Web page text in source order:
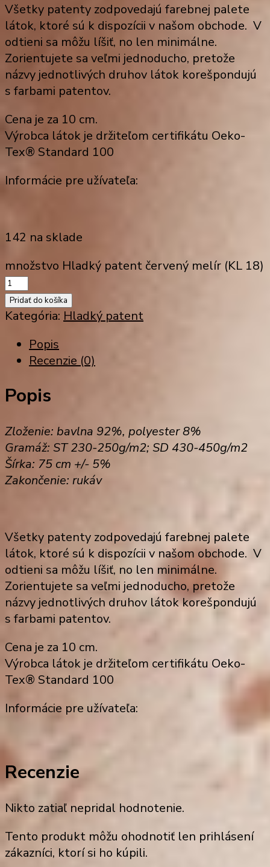
Všetky patenty zodpovedajú farebnej palete
látok, ktoré sú k dispozícii v našom obchode. V
odtieni sa môžu líšiť, no len minimálne.
Zorientujete sa veľmi jednoducho, pretože
názvy jednotlivých druhov látok korešpondujú
s farbami patentov.
Cena je za 10 cm.
Výrobca látok je držiteľom certifikátu Oeko-
Tex® Standard 100
Informácie pre užívateľa:
142 na sklade
množstvo Hladký patent červený melír (KL 18)
Pridať do košíka
Kategória: Hladký patent
Popis
Recenzie (0)
Popis
Zloženie: bavlna 92%, polyester 8%
Gramáž: ST 230-250g/m2; SD 430-450g/m2
Šírka: 75 cm +/- 5%
Zakončenie: rukáv
Všetky patenty zodpovedajú farebnej palete
látok, ktoré sú k dispozícii v našom obchode. V
odtieni sa môžu líšiť, no len minimálne.
Zorientujete sa veľmi jednoducho, pretože
názvy jednotlivých druhov látok korešpondujú
s farbami patentov.
Cena je za 10 cm.
Výrobca látok je držiteľom certifikátu Oeko-
Tex® Standard 100
Informácie pre užívateľa:
Recenzie
Nikto zatiaľ nepridal hodnotenie.
Tento produkt môžu ohodnotiť len prihlásení
zákazníci, ktorí si ho kúpili.